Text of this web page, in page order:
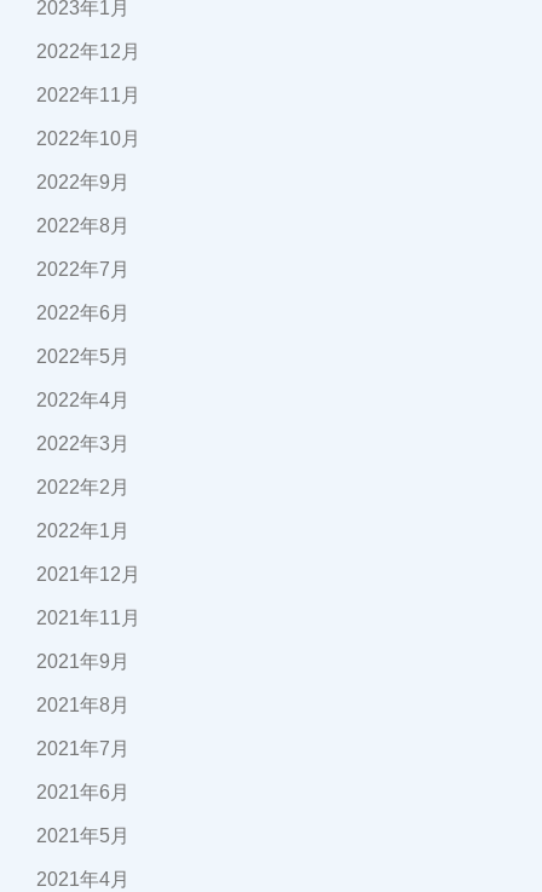
2023年1月
2022年12月
2022年11月
2022年10月
2022年9月
2022年8月
2022年7月
2022年6月
2022年5月
2022年4月
2022年3月
2022年2月
2022年1月
2021年12月
2021年11月
2021年9月
2021年8月
2021年7月
2021年6月
2021年5月
2021年4月